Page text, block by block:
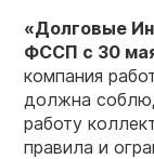
«Долговые
ФССП с 30
компания
должна
работу
правила и